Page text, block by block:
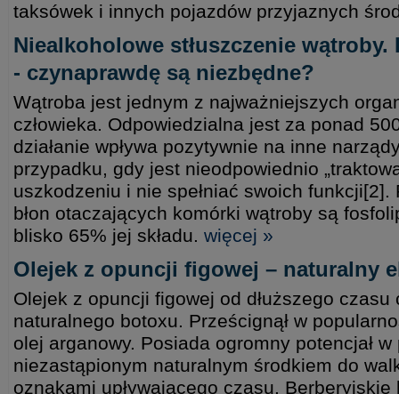
taksówek i innych pojazdów przyjaznych
Niealkoholowe stłuszczenie
- czynaprawdę są niezbędne?
Wątroba jest jednym z najważniejszych
człowieka. Odpowiedzialna jest za ponad
działanie wpływa pozytywnie na inne
przypadku, gdy jest nieodpowiednio
uszkodzeniu i nie spełniać swoich
błon otaczających komórki wątroby są
blisko 65% jej składu. więcej »
Olejek z opuncji figowej – naturalny
Olejek z opuncji figowej od dłuższego
naturalnego botoxu. Prześcignął w
olej arganowy. Posiada ogromny potencjał
niezastąpionym naturalnym środkiem do
oznakami upływającego czasu. Berberyjskie